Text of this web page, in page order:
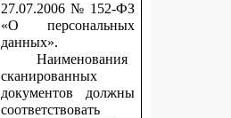
27.07.2006 № 152-ФЗ
«О персональных
данных».
Наименования
сканированных
документов должны
соответствовать